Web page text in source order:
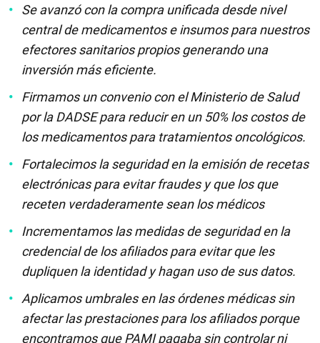
Se avanzó con la compra unificada desde nivel
central de medicamentos e insumos para nuestros
efectores sanitarios propios generando una
inversión más eficiente.
Firmamos un convenio con el Ministerio de Salud
por la DADSE para reducir en un 50% los costos de
los medicamentos para tratamientos oncológicos.
Fortalecimos la seguridad en la emisión de recetas
electrónicas para evitar fraudes y que los que
receten verdaderamente sean los médicos
Incrementamos las medidas de seguridad en la
credencial de los afiliados para evitar que les
dupliquen la identidad y hagan uso de sus datos.
Aplicamos umbrales en las órdenes médicas sin
afectar las prestaciones para los afiliados porque
encontramos que PAMI pagaba sin controlar ni